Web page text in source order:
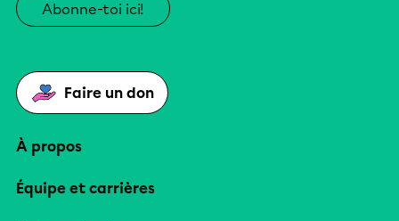
Abonne-toi ici!
Faire un don
À propos
Équipe et carrières